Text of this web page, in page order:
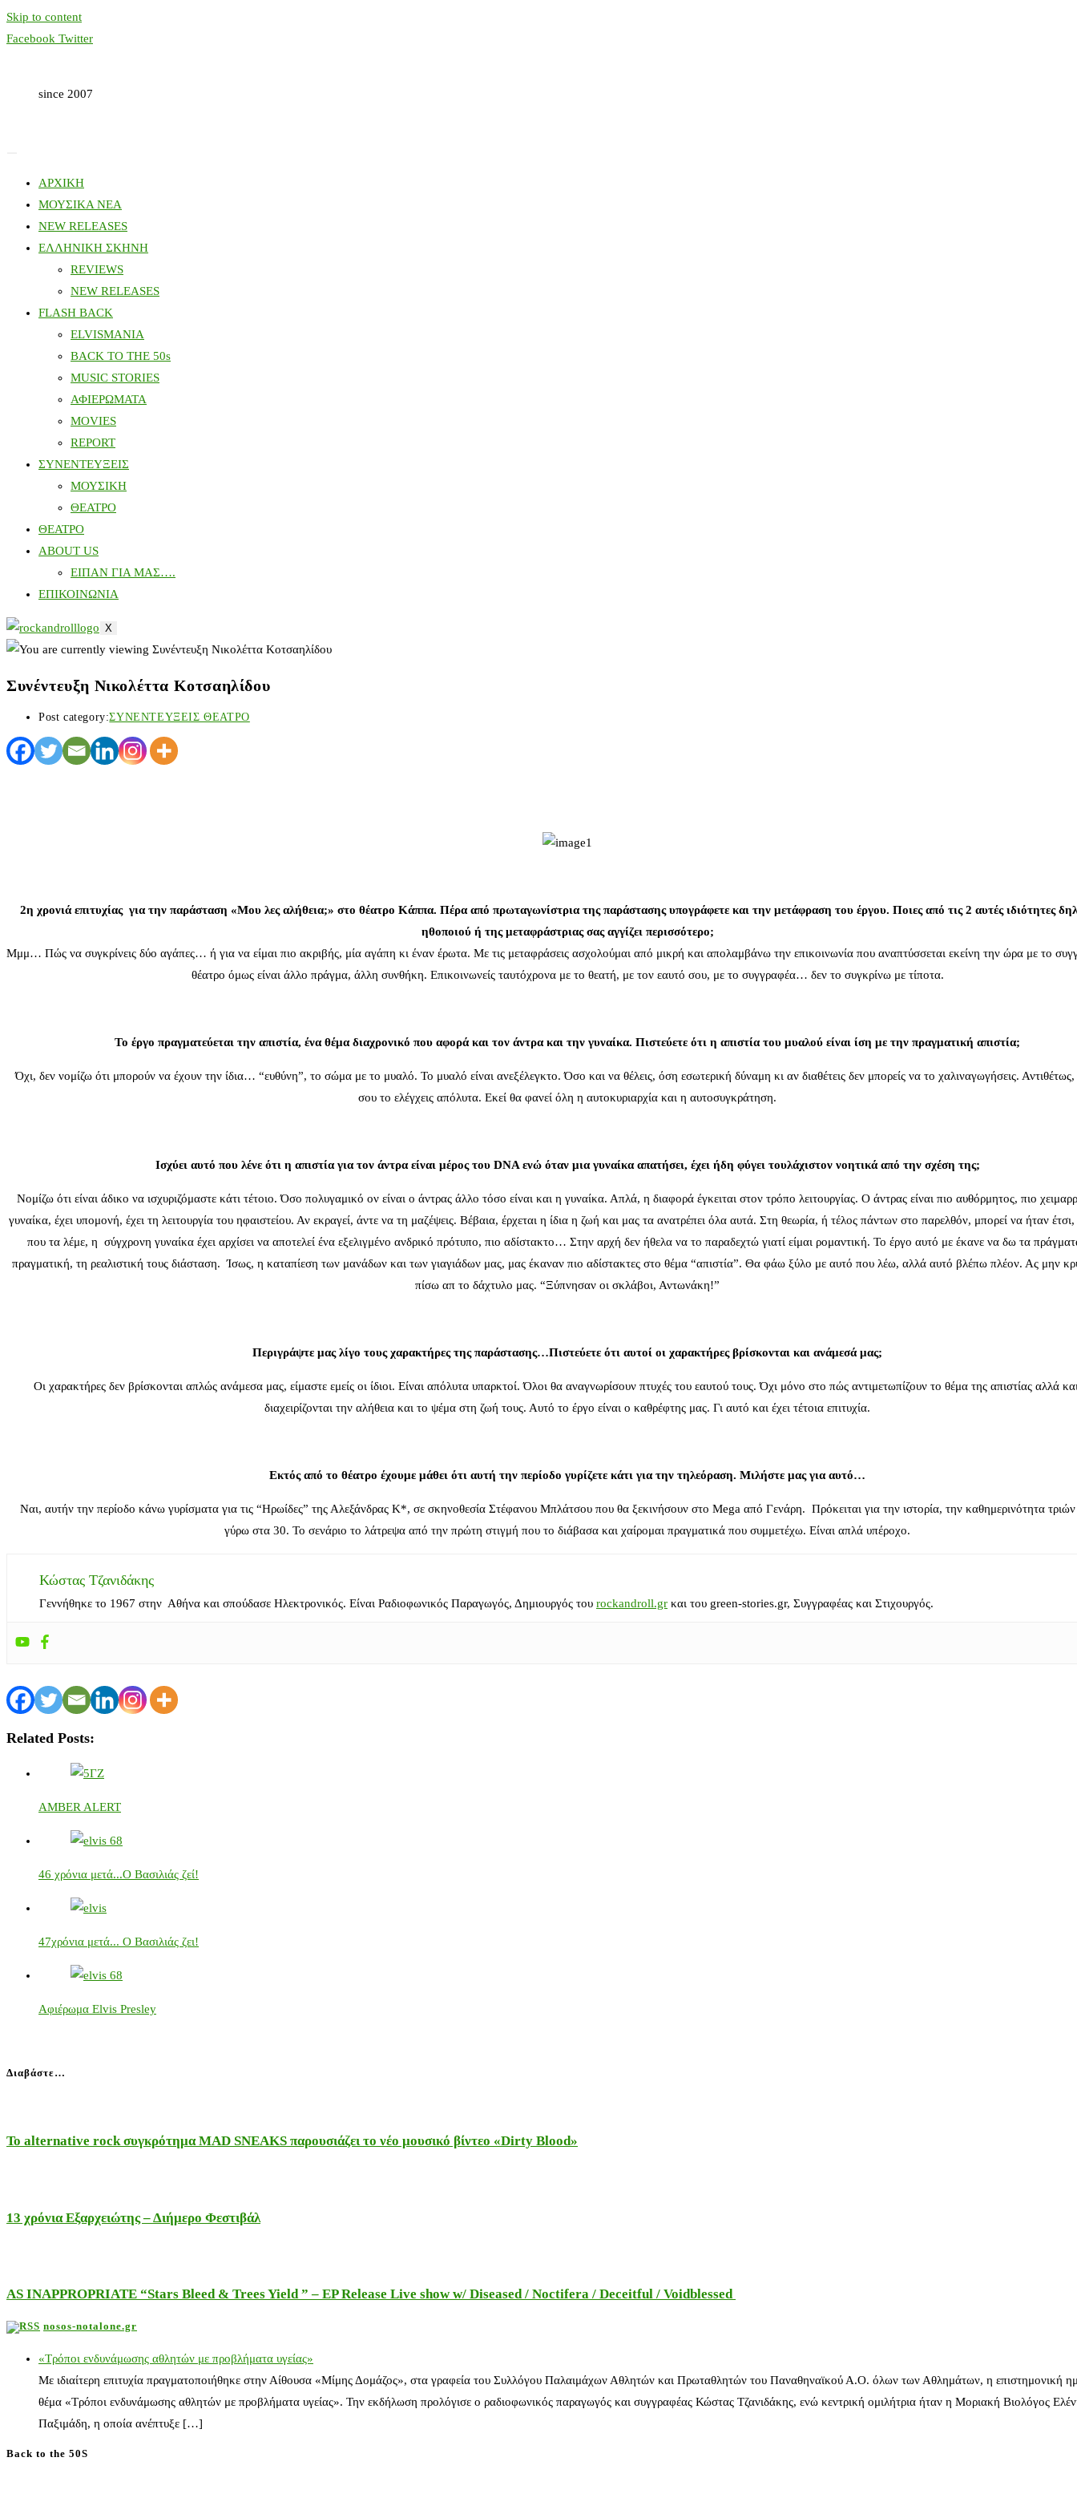
Skip to content
Facebook Twitter
since 2007
ΑΡΧΙΚΗ
ΜΟΥΣΙΚΑ ΝΕΑ
NEW RELEASES
ΕΛΛΗΝΙΚΗ ΣΚΗΝΗ
REVIEWS
NEW RELEASES
FLASH BACK
ELVISMANIA
BACK TO THE 50s
MUSIC STORIES
ΑΦΙΕΡΩΜΑΤΑ
MOVIES
REPORT
ΣΥΝΕΝΤΕΥΞΕΙΣ
ΜΟΥΣΙΚΗ
ΘΕΑΤΡΟ
ΘΕΑΤΡΟ
ABOUT US
ΕΙΠΑΝ ΓΙΑ ΜΑΣ….
ΕΠΙΚΟΙΝΩΝΙΑ
X
Συνέντευξη Νικολέττα Κοτσαηλίδου
Post category:ΣΥΝΕΝΤΕΥΞΕΙΣ ΘΕΑΤΡΟ
2η χρονιά επιτυχίας για την παράσταση «Μου λες αλήθεια;» στο θέατρο Κάππα. Πέρα από πρωταγωνίστρια της παράστασης υπογράφετε και την μετάφραση του έργου. Ποιες από τις 2 αυτές ιδιότητες
ηθοποιού ή της μεταφράστριας σας αγγίζει περισσότερο;
Μμμ… Πώς να συγκρίνεις δύο αγάπες… ή για να είμαι πιο ακριβής, μία αγάπη κι έναν έρωτα. Με τις μεταφράσεις ασχολούμαι από μικρή και απολαμβάνω την επικοινωνία που αναπτύσσεται εκείνη την ώρα με το
θέατρο όμως είναι άλλο πράγμα, άλλη συνθήκη. Επικοινωνείς ταυτόχρονα με το θεατή, με τον εαυτό σου, με το συγγραφέα… δεν το συγκρίνω με τίποτα.
Το έργο πραγματεύεται την απιστία, ένα θέμα διαχρονικό που αφορά και τον άντρα και την γυναίκα. Πιστεύετε ότι η απιστία του μυαλού είναι ίση με την πραγματική απιστία;
Όχι, δεν νομίζω ότι μπορούν να έχουν την ίδια… “ευθύνη”, το σώμα με το μυαλό. Το μυαλό είναι ανεξέλεγκτο. Όσο και να θέλεις, όση εσωτερική δύναμη κι αν διαθέτεις δεν μπορείς να το χαλιναγωγήσεις.
σου το ελέγχεις απόλυτα. Εκεί θα φανεί όλη η αυτοκυριαρχία και η αυτοσυγκράτηση.
Ισχύει αυτό που λένε ότι η απιστία για τον άντρα είναι μέρος του DNA ενώ όταν μια γυναίκα απατήσει, έχει ήδη φύγει τουλάχιστον νοητικά από την σχέση της;
Νομίζω ότι είναι άδικο να ισχυριζόμαστε κάτι τέτοιο. Όσο πολυγαμικό ον είναι ο άντρας άλλο τόσο είναι και η γυναίκα. Απλά, η διαφορά έγκειται στον τρόπο λειτουργίας. Ο άντρας είναι πιο αυθόρμητος, πιο
γυναίκα, έχει υπομονή, έχει τη λειτουργία του ηφαιστείου. Αν εκραγεί, άντε να τη μαζέψεις. Βέβαια, έρχεται η ίδια η ζωή και μας τα ανατρέπει όλα αυτά. Στη θεωρία, ή τέλος πάντων στο παρελθόν, μπορεί να ήταν
που τα λέμε, η σύγχρονη γυναίκα έχει αρχίσει να αποτελεί ένα εξελιγμένο ανδρικό πρότυπο, πιο αδίστακτο… Στην αρχή δεν ήθελα να το παραδεχτώ γιατί είμαι ρομαντική. Το έργο αυτό με έκανε να δω τα
πραγματική, τη ρεαλιστική τους διάσταση. Ίσως, η καταπίεση των μανάδων και των γιαγιάδων μας, μας έκαναν πιο αδίστακτες στο θέμα “απιστία”. Θα φάω ξύλο με αυτό που λέω, αλλά αυτό βλέπω πλέον. Ας μην
πίσω απ το δάχτυλο μας. “Ξύπνησαν οι σκλάβοι, Αντωνάκη!”
Περιγράψτε μας λίγο τους χαρακτήρες της παράστασης…Πιστεύετε ότι αυτοί οι χαρακτήρες βρίσκονται και ανάμεσά μας;
Οι χαρακτήρες δεν βρίσκονται απλώς ανάμεσα μας, είμαστε εμείς οι ίδιοι. Είναι απόλυτα υπαρκτοί. Όλοι θα αναγνωρίσουν πτυχές του εαυτού τους. Όχι μόνο στο πώς αντιμετωπίζουν το θέμα της απιστίας αλλά
διαχειρίζονται την αλήθεια και το ψέμα στη ζωή τους. Αυτό το έργο είναι ο καθρέφτης μας. Γι αυτό και έχει τέτοια επιτυχία.
Εκτός από το θέατρο έχουμε μάθει ότι αυτή την περίοδο γυρίζετε κάτι για την τηλεόραση. Μιλήστε μας για αυτό…
Ναι, αυτήν την περίοδο κάνω γυρίσματα για τις “Ηρωίδες” της Αλεξάνδρας Κ*, σε σκηνοθεσία Στέφανου Μπλάτσου που θα ξεκινήσουν στο Mega από Γενάρη. Πρόκειται για την ιστορία, την καθημερινότητα
γύρω στα 30. Το σενάριο το λάτρεψα από την πρώτη στιγμή που το διάβασα και χαίρομαι πραγματικά που συμμετέχω. Είναι απλά υπέροχο.
Κώστας Τζανιδάκης
Γεννήθηκε το 1967 στην Αθήνα και σπούδασε Ηλεκτρονικός. Είναι Ραδιοφωνικός Παραγωγός, Δημιουργός του rockandroll.gr και του green-stories.gr, Συγγραφέας και Στιχουργός.
Related Posts:
AMBER ALERT
46 χρόνια μετά...Ο Βασιλιάς ζεί!
47χρόνια μετά... Ο Βασιλιάς ζει!
Αφιέρωμα Elvis Presley
Διαβάστε…
Το alternative rock συγκρότημα MAD SNEAKS παρουσιάζει το νέο μουσικό βίντεο «Dirty Blood»
13 χρόνια Εξαρχειώτης – Διήμερο Φεστιβάλ
AS INAPPROPRIATE “Stars Bleed & Trees Yield ” – EP Release Live show w/ Diseased / Noctifera / Deceitful / Voidblessed
nosos-notalone.gr
«Τρόποι ενδυνάμωσης αθλητών με προβλήματα υγείας»
Με ιδιαίτερη επιτυχία πραγματοποιήθηκε στην Αίθουσα «Μίμης Δομάζος», στα γραφεία του Συλλόγου Παλαιμάχων Αθλητών και Πρωταθλητών του Παναθηναϊκού Α.Ο. όλων των Αθλημάτων, η επιστημονική
θέμα «Τρόποι ενδυνάμωσης αθλητών με προβλήματα υγείας». Την εκδήλωση προλόγισε ο ραδιοφωνικός παραγωγός και συγγραφέας Κώστας Τζανιδάκης, ενώ κεντρική ομιλήτρια ήταν η Μοριακή Βιολόγος
Παξιμάδη, η οποία ανέπτυξε […]
Back to the 50S